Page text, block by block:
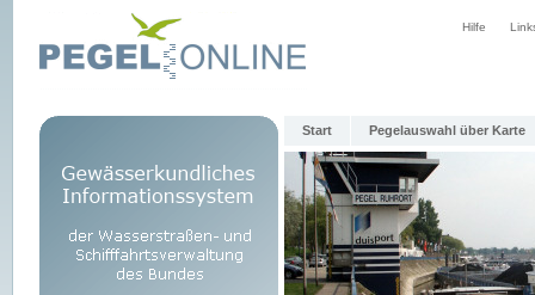
Hilfe
Start Pegelauswahl über Karte